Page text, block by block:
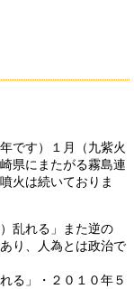
です）１月（九紫火
県にまたがる霧島連
火は続いておりま
乱れる」また逆の
り、人為とは政治で
る」・２０１０年５